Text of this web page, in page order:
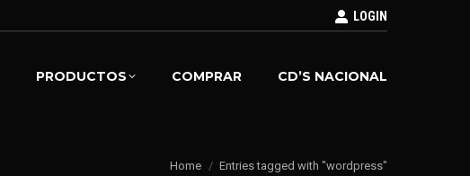
LOGIN
PRODUCTOS COMPRAR CD’S NACIONAL
You are here:
Home Entries tagged with "wordpress"